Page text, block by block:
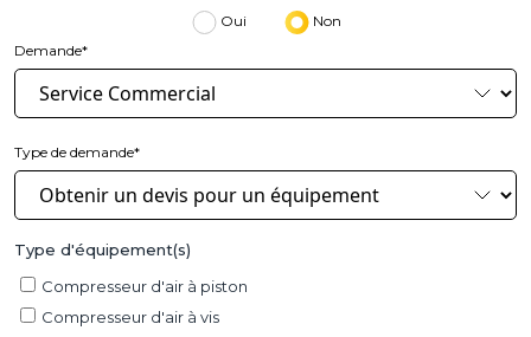
Oui
Non
Demande*
Type de demande*